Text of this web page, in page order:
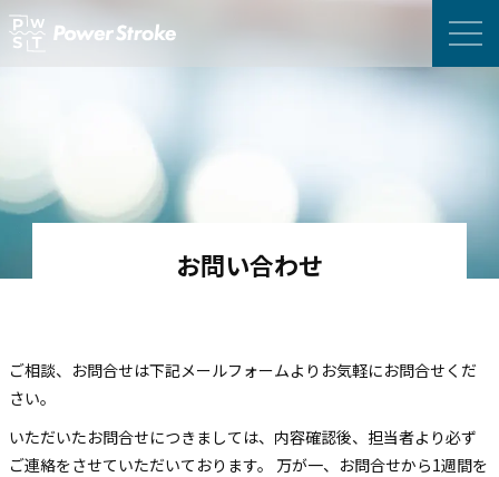
お問い合わせ
ご相談、お問合せは下記メールフォームよりお気軽にお問合せくだ
さい。
いただいたお問合せにつきましては、内容確認後、担当者より必ず
ご連絡をさせていただいております。 万が一、お問合せから1週間を